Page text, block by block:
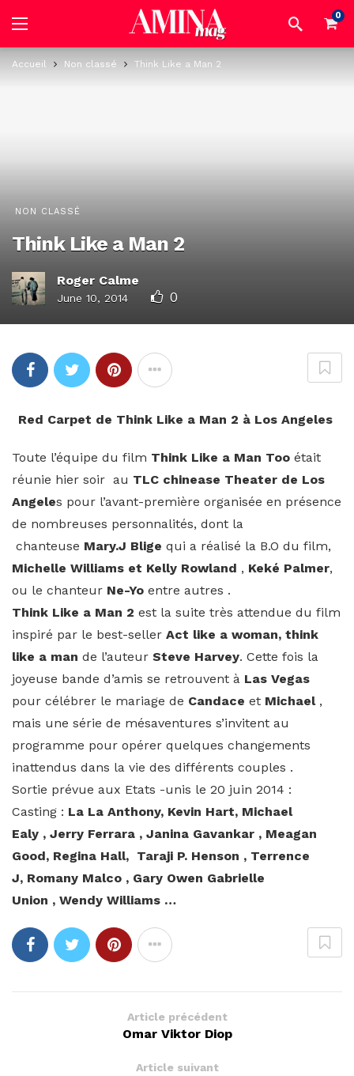
0
Accueil Non classé Think Like a Man 2
NON CLASSÉ
Think Like a Man 2
Roger Calme
June 10, 2014 0
Red Carpet de Think Like a Man 2 à Los Angeles
Toute l’équipe du film Think Like a Man Too était
réunie hier soir au TLC chinease Theater de Los
Angeles pour l’avant-première organisée en présence
de nombreuses personnalités, dont la
chanteuse Mary.J Blige qui a réalisé la B.O du film,
Michelle Williams et Kelly Rowland , Keké Palmer,
ou le chanteur Ne-Yo entre autres .
Think Like a Man 2 est la suite très attendue du film
inspiré par le best-seller Act like a woman, think
like a man de l’auteur Steve Harvey. Cette fois la
joyeuse bande d’amis se retrouvent à Las Vegas
pour célébrer le mariage de Candace et Michael,
mais une série de mésaventures s’invitent au
programme pour opérer quelques changements
inattendus dans la vie des différents couples .
Sortie prévue aux Etats -unis le 20 juin 2014 :
Casting : La La Anthony, Kevin Hart, Michael
Ealy , Jerry Ferrara , Janina Gavankar , Meagan
Good, Regina Hall, Taraji P. Henson , Terrence
J, Romany Malco , Gary Owen Gabrielle
Union , Wendy Williams …
Article précédent
Omar Viktor Diop
Article suivant